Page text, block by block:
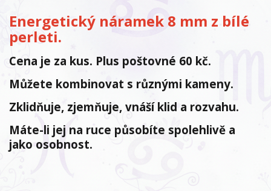
Energetický náramek 8 mm z bílé
perleti.
Cena je za kus. Plus poštovné 60 kč.
Můžete kombinovat s různými kameny.
Zklidňuje, zjemňuje, vnáší klid a rozvahu.
Máte-li jej na ruce působíte spolehlivě a
jako osobnost.